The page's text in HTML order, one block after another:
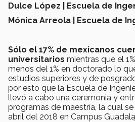
Dulce López | Escuela de
Mónica Arreola | Escuela de
Sólo el 17% de mexicanos
universitarios mientras que el
menos del 1% en doctorado lo
estudios superiores y de
por esto que la Escuela de
llevó a cabo una ceremonia y
programas de maestría, la cual
abril del 2018 en Campus